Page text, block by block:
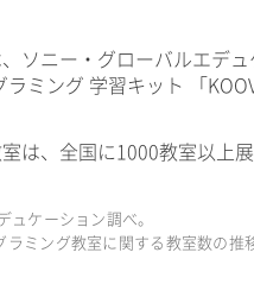
ソニー・グローバルエデ
ラミング 学習キット 「
は、全国に1000教室以上
ュケーション調べ。
ラミング教室に関する教室数の推